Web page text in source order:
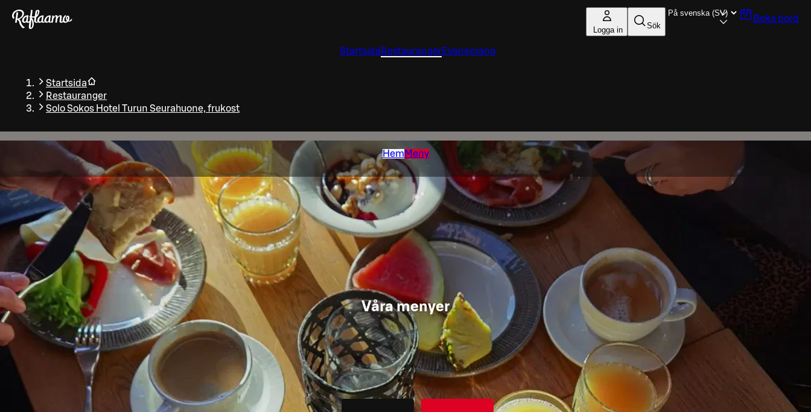
Gå till huvudinnehållet
Logga in Sök
Boka bord
Startsida RestaurangerEvenemang
Startsida
Restauranger
Solo Sokos Hotel Turun Seurahuone, frukost
Hem Meny
Våra menyer